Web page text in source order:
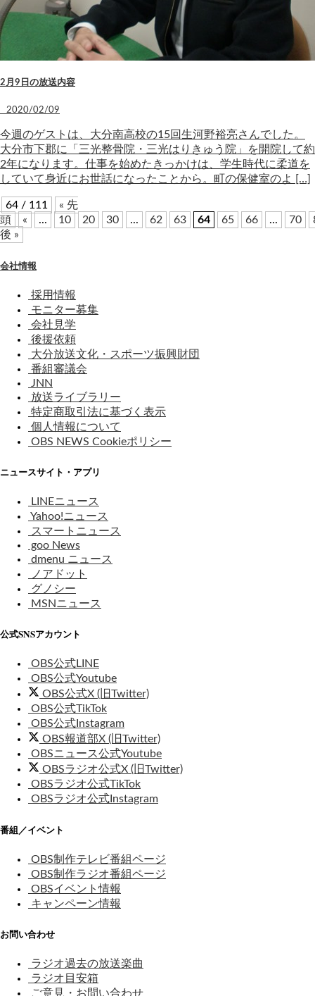
2月9日の放送内容
2020/02/09
今週のゲストは、大分南高校の15回生河野裕亮さんでした。
大分市下郡に「三光整骨院・三光はりきゅう院」を開院して約
2年になります。仕事を始めたきっかけは、学生時代に柔道を
していて身近にお世話になったことから。町の保健室のよ […]
64 / 111
« 先
頭
« ... 10 20 30 ... 62 63 64 65 66 ... 70
後 »
会社情報
採用情報
モニター募集
会社見学
後援依頼
大分放送文化・スポーツ振興財団
番組審議会
JNN
放送ライブラリー
特定商取引法に基づく表示
個人情報について
OBS NEWS Cookieポリシー
ニュースサイト・アプリ
LINEニュース
Yahoo!ニュース
スマートニュース
goo News
dmenu ニュース
ノアドット
グノシー
MSNニュース
公式SNSアカウント
OBS公式LINE
OBS公式Youtube
OBS公式X (旧Twitter)
OBS公式TikTok
OBS公式Instagram
OBS報道部X (旧Twitter)
OBSニュース公式Youtube
OBSラジオ公式X (旧Twitter)
OBSラジオ公式TikTok
OBSラジオ公式Instagram
番組／イベント
OBS制作テレビ番組ページ
OBS制作ラジオ番組ページ
OBSイベント情報
キャンペーン情報
お問い合わせ
ラジオ過去の放送楽曲
ラジオ目安箱
ご意見・お問い合わせ